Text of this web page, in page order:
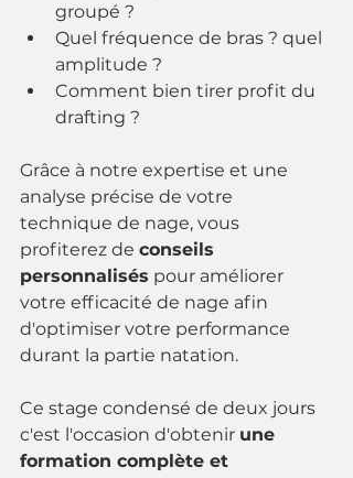
groupé ?
Quel fréquence de bras ? quel
amplitude ?
Comment bien tirer profit du
drafting ?
Grâce à notre expertise et une
analyse précise de votre
technique de nage, vous
profiterez de conseils
personnalisés pour améliorer
votre efficacité de nage afin
d'optimiser votre performance
durant la partie natation.
Ce stage condensé de deux jours
c'est l'occasion d'obtenir une
formation complète et